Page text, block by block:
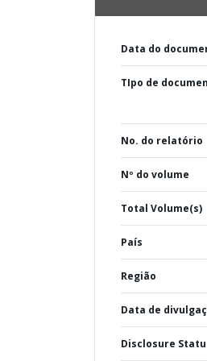
Data do
TIpo de
No. do relatório
Nº do volume
Total Volume(s)
País
Região
Data de
Disclosure